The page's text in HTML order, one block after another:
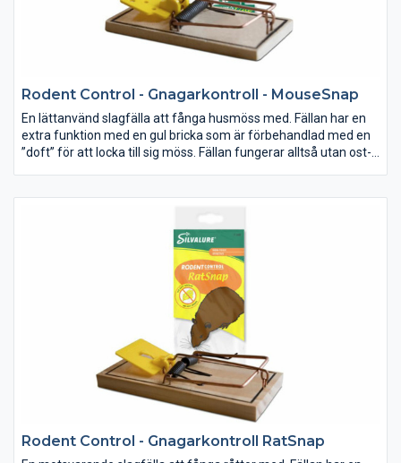
Rodent Control - Gnagarkontroll - MouseSnap
En lättanvänd slagfälla att fånga husmöss med. Fällan har en
extra funktion med en gul bricka som är förbehandlad med en
”doft” för att locka till sig möss. Fällan fungerar alltså utan ost-
Rodent Control - Gnagarkontroll RatSnap